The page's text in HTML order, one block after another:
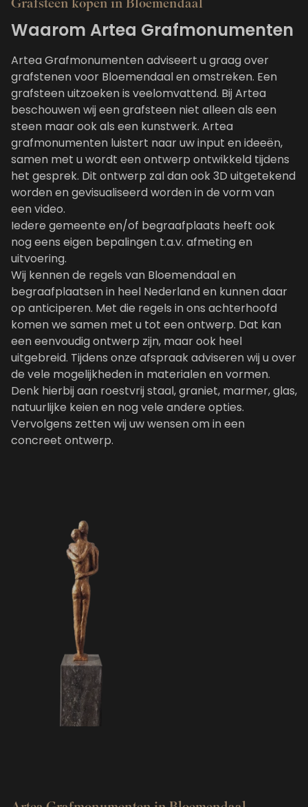
Grafsteen kopen in Bloemendaal
Waarom Artea Grafmonumenten
Artea Grafmonumenten adviseert u graag over
grafstenen voor Bloemendaal en omstreken. Een
grafsteen uitzoeken is veelomvattend. Bij Artea
beschouwen wij een grafsteen niet alleen als een
steen maar ook als een kunstwerk. Artea
grafmonumenten luistert naar uw input en ideeën,
samen met u wordt een ontwerp ontwikkeld tijdens
het gesprek. Dit ontwerp zal dan ook 3D uitgetekend
worden en gevisualiseerd worden in de vorm van
een video.
Iedere gemeente en/of begraafplaats heeft ook
nog eens eigen bepalingen t.a.v. afmeting en
uitvoering.
Wij kennen de regels van Bloemendaal en
begraafplaatsen in heel Nederland en kunnen daar
op anticiperen. Met die regels in ons achterhoofd
komen we samen met u tot een ontwerp. Dat kan
een eenvoudig ontwerp zijn, maar ook heel
uitgebreid. Tijdens onze afspraak adviseren wij u over
de vele mogelijkheden in materialen en vormen.
Denk hierbij aan roestvrij staal, graniet, marmer, glas,
natuurlijke keien en nog vele andere opties.
Vervolgens zetten wij uw wensen om in een
concreet ontwerp.